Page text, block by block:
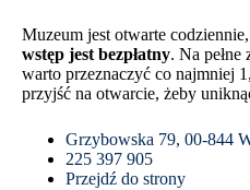
Muzeum jest otwarte codziennie,
wstęp jest bezpłatny. Na
warto przeznaczyć co najmniej
przyjść na otwarcie, żeby
Grzybowska 79, 00-844
225 397 905
Przejdź do strony